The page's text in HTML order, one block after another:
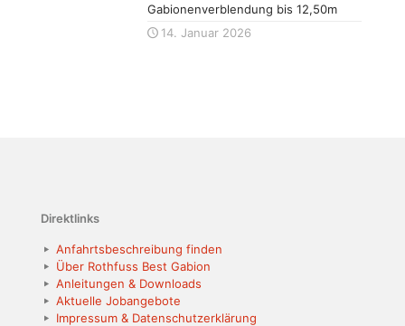
Gabionenverblendung bis 12,50m
14. Januar 2026
Direktlinks
Anfahrtsbeschreibung finden
Über Rothfuss Best Gabion
Anleitungen & Downloads
Aktuelle Jobangebote
Impressum & Datenschutzerklärung